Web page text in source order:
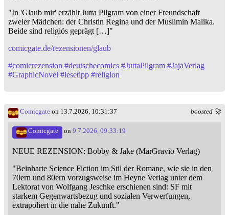
"In 'Glaub mir' erzählt Jutta Pilgram von einer Freundschaft
zweier Mädchen: der Christin Regina und der Muslimin Malika.
Beide sind religiös geprägt […]"
comicgate.de/rezensionen/glaub
#comicrezension #deutschecomics #JuttaPilgram #JajaVerlag
#GraphicNovel #lesetipp #religion
boosted 🚀
Comicgate on 13.7.2026, 10:31:37
Comicgate on 9.7.2026, 09:33:19
NEUE REZENSION: Bobby & Jake (MarGravio Verlag)
"Beinharte Science Fiction im Stil der Romane, wie sie in den
70ern und 80ern vorzugsweise im Heyne Verlag unter dem
Lektorat von Wolfgang Jeschke erschienen sind: SF mit
starkem Gegenwartsbezug und sozialen Verwerfungen,
extrapoliert in die nahe Zukunft."